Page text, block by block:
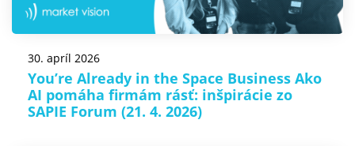
30. apríl 2026
You’re Already in the Space Business Ako
AI pomáha firmám rásť: inšpirácie zo
SAPIE Forum (21. 4. 2026)